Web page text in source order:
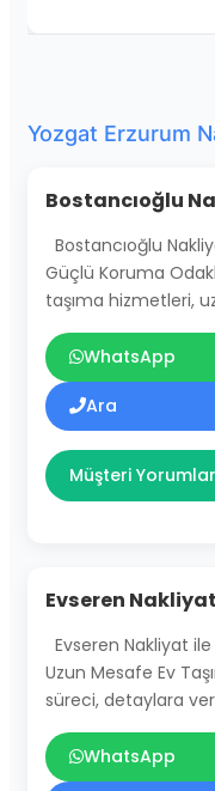
Yozgat Erzurum
Bostancıoğlu
Bostancıoğlu
Güçlü Koruma
taşıma hizmetleri,
WhatsApp
Ara
Müşteri
Evseren Nakliyat
Evseren Nakliyat
Uzun Mesafe Ev
süreci, detaylara
WhatsApp